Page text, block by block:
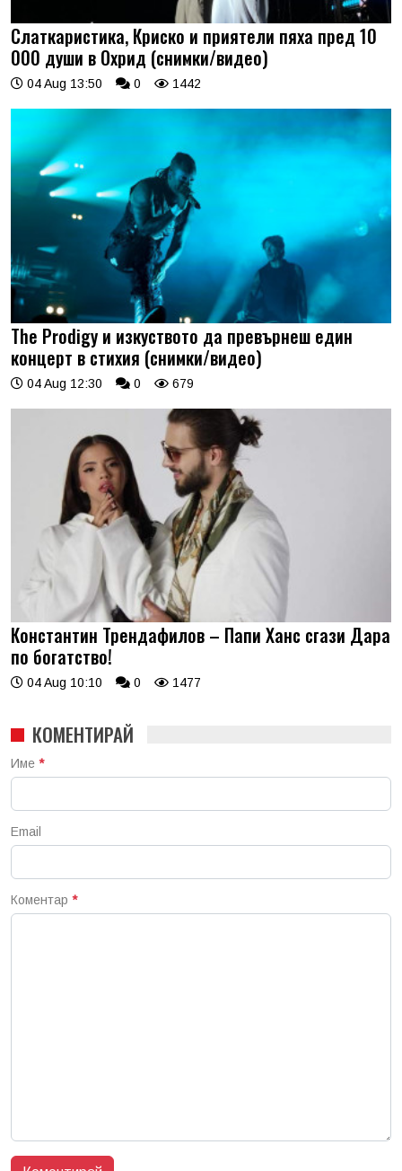
Слаткаристика, Криско и приятели пяха пред 10
000 души в Охрид (снимки/видео)
04 Aug 13:50 0 1442
The Prodigy и изкуството да превърнеш един
концерт в стихия (снимки/видео)
04 Aug 12:30 0 679
Константин Трендафилов – Папи Ханс сгази Дара
по богатство!
04 Aug 10:10 0 1477
КОМЕНТИРАЙ
Име *
Email
Коментар *